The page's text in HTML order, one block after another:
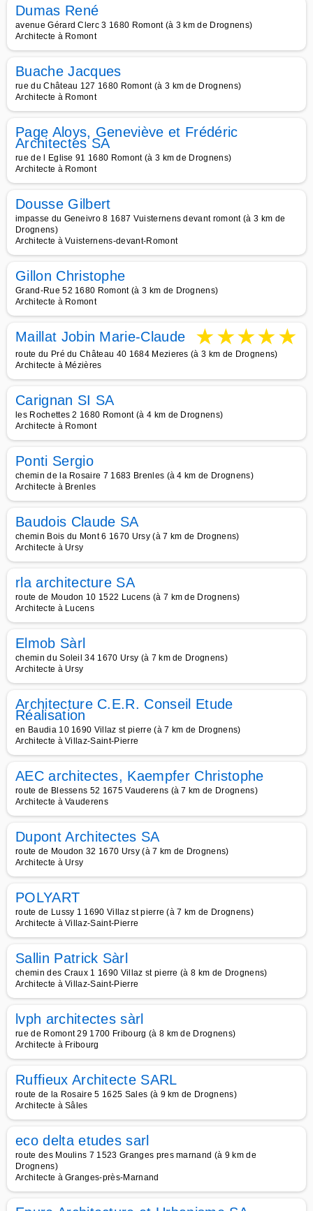
Dumas René
avenue Gérard Clerc 3 1680 Romont (à 3 km de Drognens)
Architecte à Romont
Buache Jacques
rue du Château 127 1680 Romont (à 3 km de Drognens)
Architecte à Romont
Page Aloys, Geneviève et Frédéric
Architectes SA
rue de l Eglise 91 1680 Romont (à 3 km de Drognens)
Architecte à Romont
Dousse Gilbert
impasse du Geneivro 8 1687 Vuisternens devant romont (à 3 km de
Drognens)
Architecte à Vuisternens-devant-Romont
Gillon Christophe
Grand-Rue 52 1680 Romont (à 3 km de Drognens)
Architecte à Romont
Maillat Jobin Marie-Claude ★★★★★
route du Pré du Château 40 1684 Mezieres (à 3 km de Drognens)
Architecte à Mézières
Carignan SI SA
les Rochettes 2 1680 Romont (à 4 km de Drognens)
Architecte à Romont
Ponti Sergio
chemin de la Rosaire 7 1683 Brenles (à 4 km de Drognens)
Architecte à Brenles
Baudois Claude SA
chemin Bois du Mont 6 1670 Ursy (à 7 km de Drognens)
Architecte à Ursy
rla architecture SA
route de Moudon 10 1522 Lucens (à 7 km de Drognens)
Architecte à Lucens
Elmob Sàrl
chemin du Soleil 34 1670 Ursy (à 7 km de Drognens)
Architecte à Ursy
Architecture C.E.R. Conseil Etude
Réalisation
en Baudia 10 1690 Villaz st pierre (à 7 km de Drognens)
Architecte à Villaz-Saint-Pierre
AEC architectes, Kaempfer Christophe
route de Blessens 52 1675 Vauderens (à 7 km de Drognens)
Architecte à Vauderens
Dupont Architectes SA
route de Moudon 32 1670 Ursy (à 7 km de Drognens)
Architecte à Ursy
POLYART
route de Lussy 1 1690 Villaz st pierre (à 7 km de Drognens)
Architecte à Villaz-Saint-Pierre
Sallin Patrick Sàrl
chemin des Craux 1 1690 Villaz st pierre (à 8 km de Drognens)
Architecte à Villaz-Saint-Pierre
lvph architectes sàrl
rue de Romont 29 1700 Fribourg (à 8 km de Drognens)
Architecte à Fribourg
Ruffieux Architecte SARL
route de la Rosaire 5 1625 Sales (à 9 km de Drognens)
Architecte à Sâles
eco delta etudes sarl
route des Moulins 7 1523 Granges pres marnand (à 9 km de
Drognens)
Architecte à Granges-près-Marnand